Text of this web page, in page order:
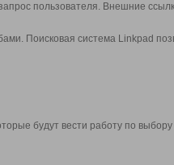
пользователя. Внешние
Поисковая система Linkpad
будут вести работу по